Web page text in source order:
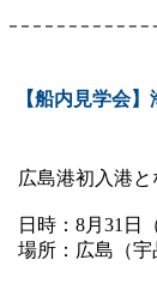
【船内見学会
広島港初入港
日時：8月31日
場所：広島（